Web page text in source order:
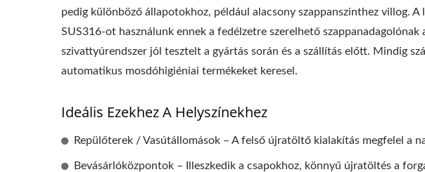
pedig különböző állapotokhoz, például alacsony szappanszinthez villog. A
SUS316-ot használunk ennek a fedélzetre szerelhető szappanadagolónak
szivattyúrendszer jól tesztelt a gyártás során és a szállítás előtt. Mindig
automatikus mosdóhigiéniai termékeket keresel.
Ideális Ezekhez A Helyszínekhez
Repülőterek / Vasútállomások – A felső újratöltő kialakítás megfelel a
Bevásárlóközpontok – Illeszkedik a csapokhoz, könnyű újratöltés a